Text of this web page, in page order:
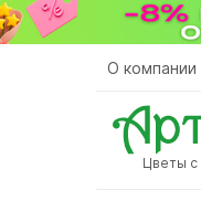
Перейти
к
О компании
Цветы с